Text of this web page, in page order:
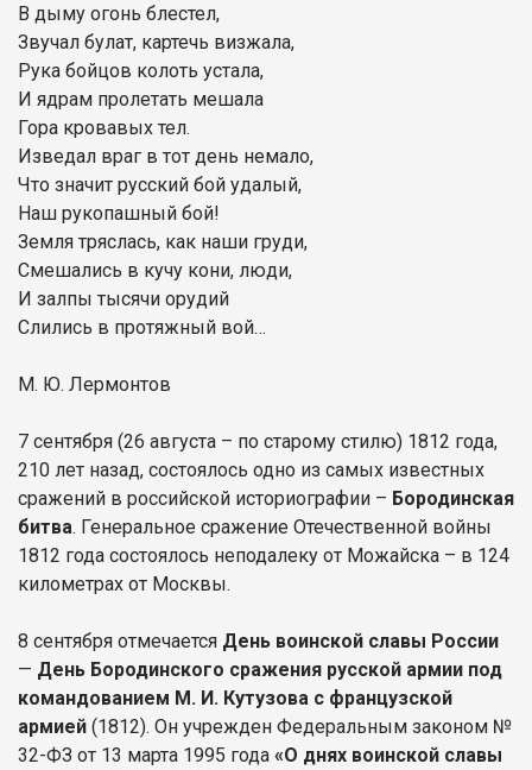
В дыму огонь блестел,
Звучал булат, картечь визжала,
Рука бойцов колоть устала,
И ядрам пролетать мешала
Гора кровавых тел.
Изведал враг в тот день немало,
Что значит русский бой удалый,
Наш рукопашный бой!
Земля тряслась, как наши груди,
Смешались в кучу кони, люди,
И залпы тысячи орудий
Слились в протяжный вой…
М. Ю. Лермонтов
7 сентября (26 августа – по старому стилю) 1812 года,
210 лет назад, состоялось одно из самых известных
сражений в российской историографии – Бородинская
битва. Генеральное сражение Отечественной войны
1812 года состоялось неподалеку от Можайска – в 124
километрах от Москвы.
8 сентября отмечается День воинской славы России
— День Бородинского сражения русской армии под
командованием М. И. Кутузова с французской
армией (1812). Он учрежден Федеральным законом №
32-ФЗ от 13 марта 1995 года «О днях воинской славы